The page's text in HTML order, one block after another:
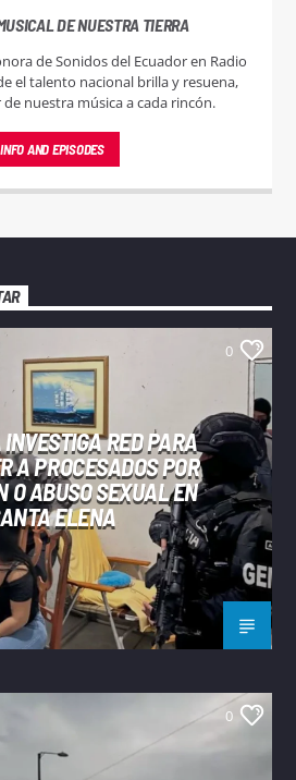
DE NUESTRA TIERRA
de Sonidos del Ecuador en Radio
el talento nacional brilla y resuena,
nuestra música a cada rincón.
INFO AND EPISODES
0
RED PARA
A PROCESADOS POR
O ABUSO SEXUAL EN
ELENA
0